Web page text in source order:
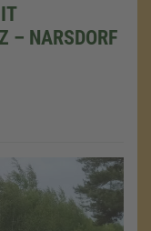
– NARSDORF